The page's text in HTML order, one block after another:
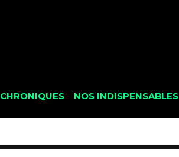
CHRONIQUES NOS INDISPENSABLES